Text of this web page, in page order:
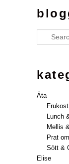
Search
Äta
Lunch
Mellis
Prat
Sött &
Elise